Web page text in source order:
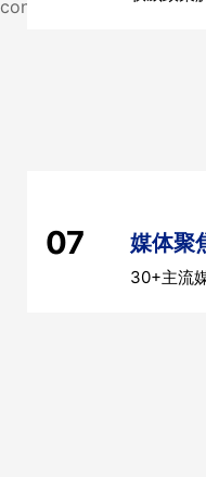
controls
07 媒体聚
30+主流